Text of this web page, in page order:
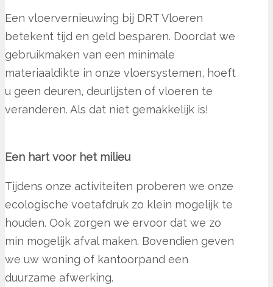
Een vloervernieuwing bij DRT Vloeren
betekent tijd en geld besparen. Doordat we
gebruikmaken van een minimale
materiaaldikte in onze vloersystemen, hoeft
u geen deuren, deurlijsten of vloeren te
veranderen. Als dat niet gemakkelijk is!
Een hart voor het milieu
Tijdens onze activiteiten proberen we onze
ecologische voetafdruk zo klein mogelijk te
houden. Ook zorgen we ervoor dat we zo
min mogelijk afval maken. Bovendien geven
we uw woning of kantoorpand een
duurzame afwerking.